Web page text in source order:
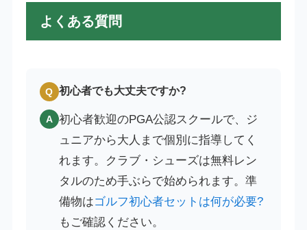
よくある質問
Q 初心者でも大丈夫ですか?
A 初心者歓迎のPGA公認スクールで、ジ
ュニアから大人まで個別に指導してく
れます。クラブ・シューズは無料レン
タルのため手ぶらで始められます。準
備物はゴルフ初心者セットは何が必要?
もご確認ください。